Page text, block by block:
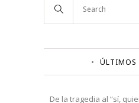
ÚLTIMOS
De la tragedia al “sí,